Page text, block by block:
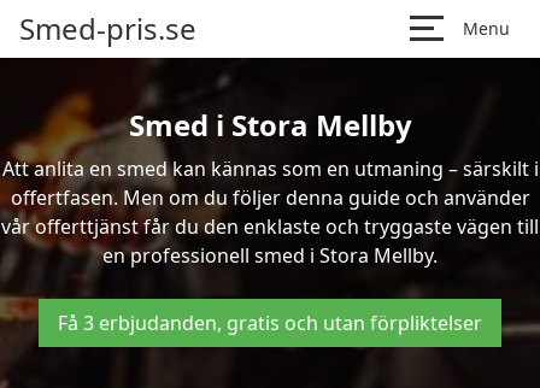
Smed-pris.se Menu
Smed i Stora Mellby
Att anlita en smed kan kännas som en utmaning – särskilt i
offertfasen. Men om du följer denna guide och använder
vår offerttjänst får du den enklaste och tryggaste vägen till
en professionell smed i Stora Mellby.
Få 3 erbjudanden, gratis och utan förpliktelser